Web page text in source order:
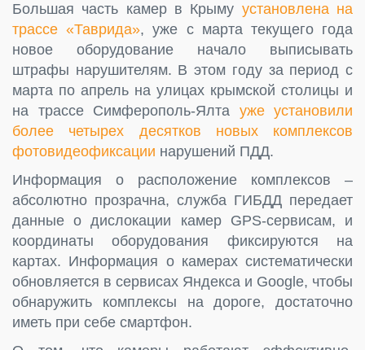
Большая часть камер в Крыму установлена на
трассе «Таврида», уже с марта текущего года
новое оборудование начало выписывать
штрафы нарушителям. В этом году за период с
марта по апрель на улицах крымской столицы и
на трассе Симферополь-Ялта уже установили
более четырех десятков новых комплексов
фотовидеофиксации нарушений ПДД.
Информация о расположение комплексов –
абсолютно прозрачна, служба ГИБДД передает
данные о дислокации камер GPS-сервисам, и
координаты оборудования фиксируются на
картах. Информация о камерах систематически
обновляется в сервисах Яндекса и Google, чтобы
обнаружить комплексы на дороге, достаточно
иметь при себе смартфон.